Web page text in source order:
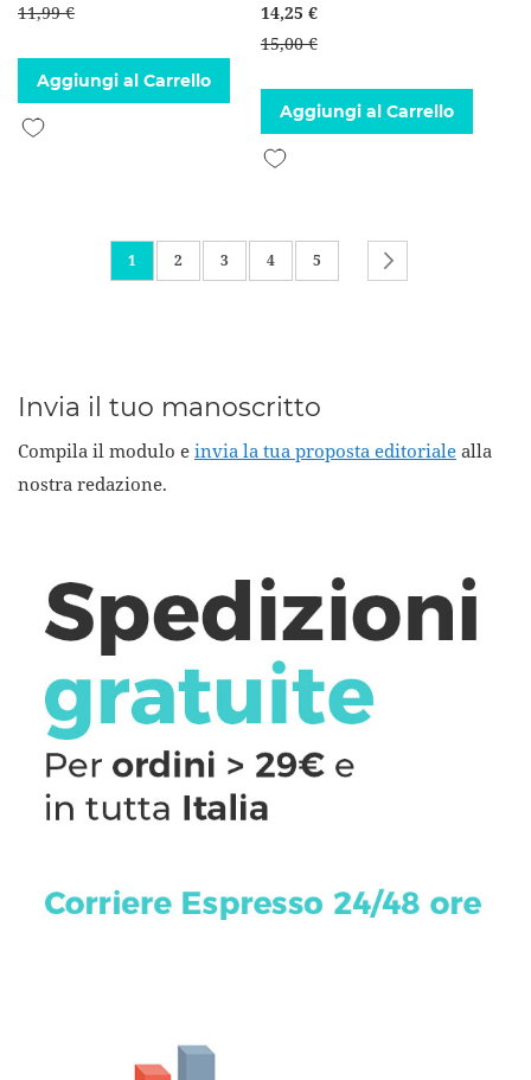
11,99 €
Aggiungi al Carrello
Aggiungi alla lista desideri
14,25 €
15,00 €
Aggiungi al Carrello
Aggiungi alla lista desideri
Pagina
Attualmente stai leggendo la pagina
1 Pagina
2 Pagina
3 Pagina
4 Pagina
5
Invia il tuo manoscritto
Compila il modulo e invia la tua proposta editoriale alla
nostra redazione.